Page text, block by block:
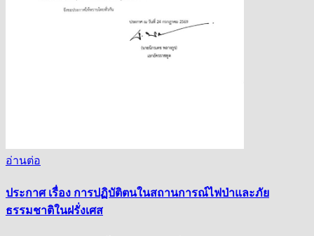
อ่านต่อ
ประกาศ เรื่อง การปฏิบัติตนในสถานการณ์ไฟป่าและภัย
ธรรมชาติในฝรั่งเศส